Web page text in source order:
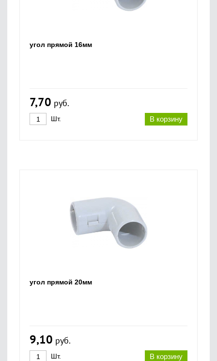
угол прямой 16мм
7,70 руб.
В корзину
Шт.
угол прямой 20мм
9,10 руб.
В корзину
Шт.